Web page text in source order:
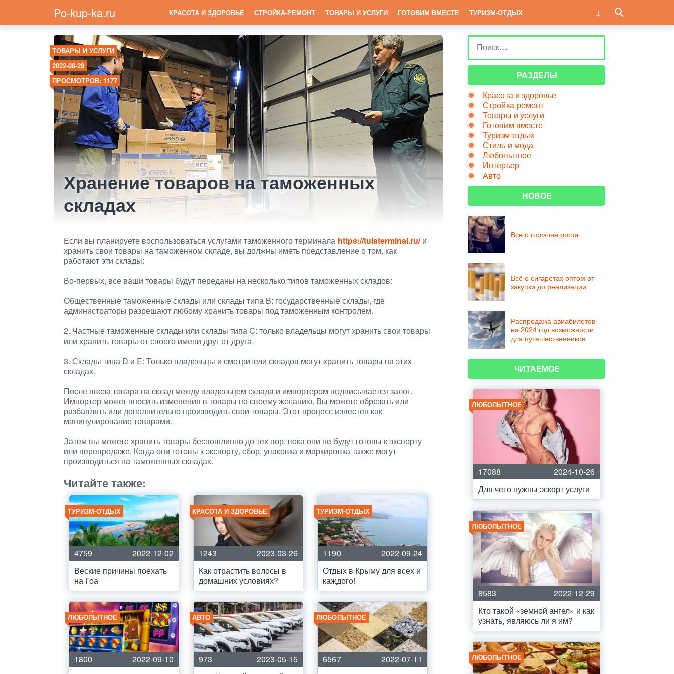
Po-kup-ka.ru КРАСОТА И ЗДОРОВЬЕ СТРОЙКА-РЕМОНТ ТОВАРЫ И УСЛУГИ ГОТОВИМ ВМЕСТЕ ТУРИЗМ-ОТДЫХ
ТОВАРЫ И УСЛУГИ
2022-08-29
ПРОСМОТРОВ: 1177
Хранение товаров на таможенных
складах
Если вы планируете воспользоваться услугами таможенного терминала https://tulaterminal.ru/и
хранить свои товары на таможенном складе, вы должны иметь представление о том, как
работают эти склады:
Во-первых, все ваши товары будут переданы на несколько типов таможенных складов:
Общественные таможенные склады или склады типа B: государственные склады, где
администраторы разрешают любому хранить товары под таможенным контролем.
2. Частные таможенные склады или склады типа C: только владельцы могут хранить свои товары
или хранить товары от своего имени друг от друга.
3. Склады типа D и E: Только владельцы и смотрители складов могут хранить товары на этих
складах.
После ввоза товара на склад между владельцем склада и импортером подписывается залог.
Импортер может вносить изменения в товары по своему желанию. Вы можете обрезать или
разбавлять или дополнительно производить свои товары. Этот процесс известен как
манипулирование товарами.
Затем вы можете хранить товары беспошлинно до тех пор, пока они не будут готовы к экспорту
или перепродаже. Когда они готовы к экспорту, сбор, упаковка и маркировка также могут
производиться на таможенных складах.
Читайте также:
ТУРИЗМ-ОТДЫХ
4759
2022-12-02
Веские причины поехать
на Гоа
КРАСОТА И ЗДОРОВЬЕ
1243
2023-03-26
Как отрастить волосы в
домашних условиях?
ТУРИЗМ-ОТДЫХ
1190
2022-09-24
Отдых в Крыму для всех и
каждого!
ЛЮБОПЫТНОЕ
1800
2022-09-10
АВТО
973
2023-05-15
ЛЮБОПЫТНОЕ
6567
2022-07-11
РАЗДЕЛЫ
Красота и здоровье
Стройка-ремонт
Товары и услуги
Готовим вместе
Туризм-отдых
Стиль и мода
Любопытное
Интерьер
Авто
НОВОЕ
Всё о гормоне роста
Всё о сигаретах оптом от
закупки до реализации
Распродажа авиабилетов
на 2024 год возможности
для путешественников
ЧИТАЕМОЕ
ЛЮБОПЫТНОЕ
17088
2024-10-26
Для чего нужны эскорт услуги
ЛЮБОПЫТНОЕ
8583
2022-12-29
Кто такой «земной ангел» и как
узнать, являюсь ли я им?
ЛЮБОПЫТНОЕ